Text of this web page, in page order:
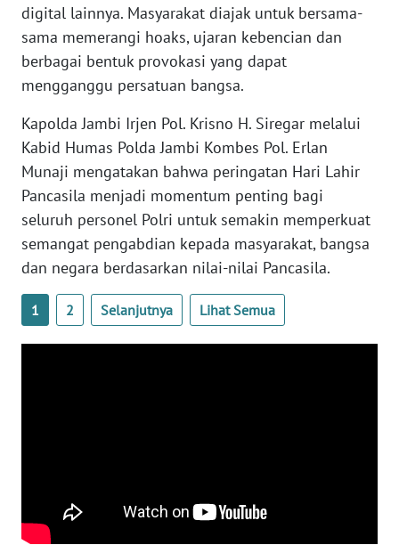
digital lainnya. Masyarakat diajak untuk bersama-
sama memerangi hoaks, ujaran kebencian dan
berbagai bentuk provokasi yang dapat
mengganggu persatuan bangsa.
Kapolda Jambi Irjen Pol. Krisno H. Siregar melalui
Kabid Humas Polda Jambi Kombes Pol. Erlan
Munaji mengatakan bahwa peringatan Hari Lahir
Pancasila menjadi momentum penting bagi
seluruh personel Polri untuk semakin memperkuat
semangat pengabdian kepada masyarakat, bangsa
dan negara berdasarkan nilai-nilai Pancasila.
1 2 Selanjutnya Lihat Semua
WN
SUMSEL
WN
WN
LAMPUNG
WN
JATENG
NUSANTARA